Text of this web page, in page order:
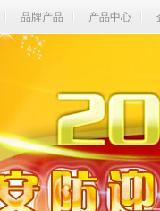
品牌产品 产品中心